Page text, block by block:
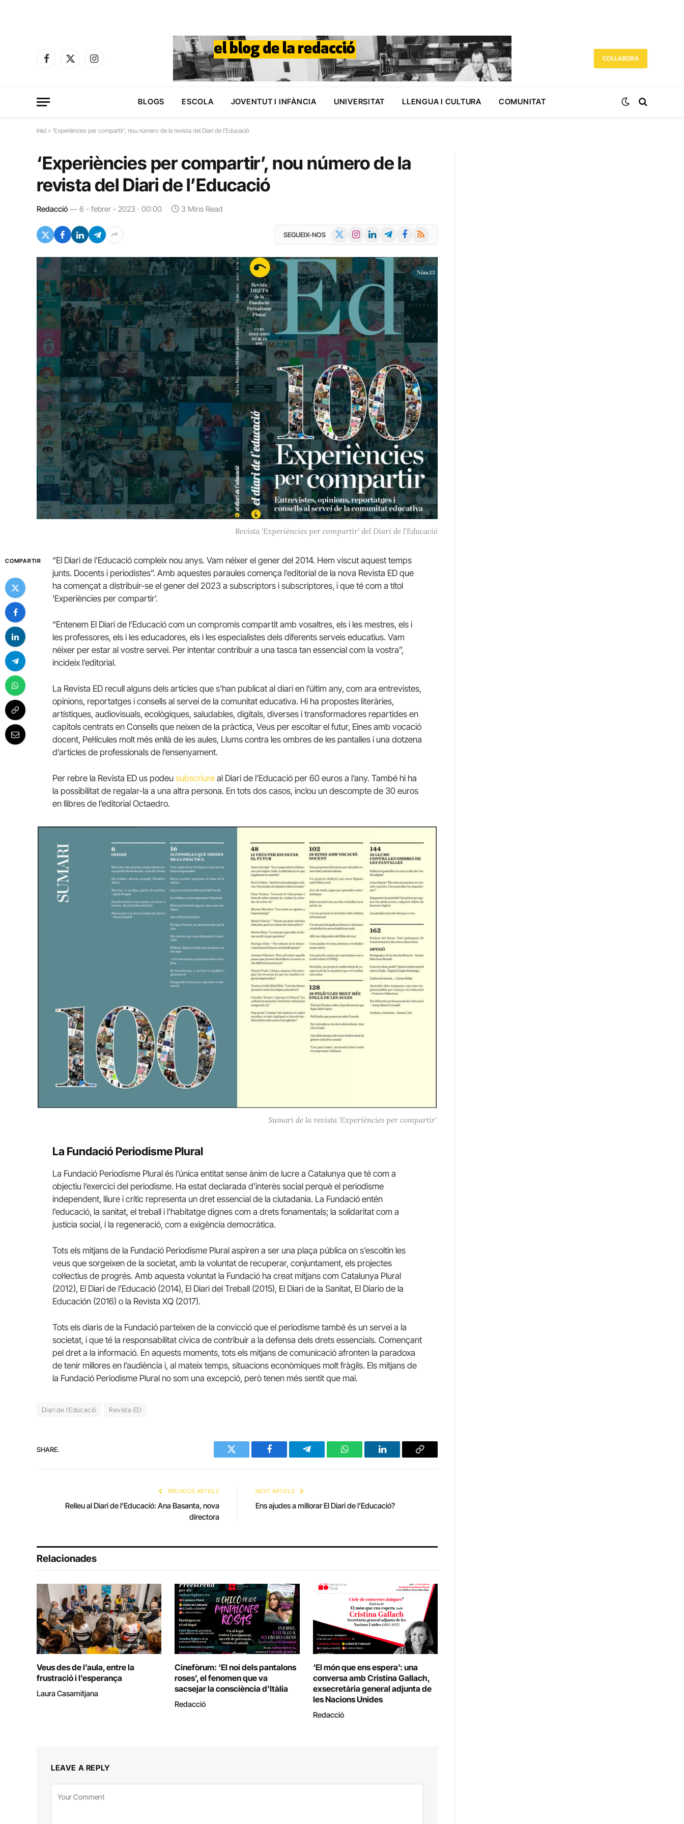
Facebook
X
Instagram
COL·LABORA
BLOGS ESCOLA JOVENTUT I INFÀNCIA UNIVERSITAT LLENGUA I CULTURA COMUNITAT
Inici » ‘Experiències per compartir’, nou número de la revista del Diari de l’Educació
‘Experiències per compartir’, nou número de la
revista del Diari de l’Educació
Redacció 6 - febrer - 2023 · 00:00 3 Mins Read
SEGUEIX-NOS InstagramLinkedInTelegramFacebook
RSS
Revista 'Experiències per compartir' del Diari de l'Educació
COMPARTIR
“El Diari de l’Educació compleix nou anys. Vam néixer el gener del 2014. Hem viscut aquest temps
junts. Docents i periodistes”. Amb aquestes paraules comença l’editorial de la nova Revista ED que
ha començat a distribuir-se el gener del 2023 a subscriptors i subscriptores, i que té com a títol
‘Experiències per compartir’.
“Entenem El Diari de l’Educació com un compromís compartit amb vosaltres, els i les mestres, els i
les professores, els i les educadores, els i les especialistes dels diferents serveis educatius. Vam
néixer per estar al vostre servei. Per intentar contribuir a una tasca tan essencial com la vostra”,
incideix l’editorial.
La Revista ED recull alguns dels articles que s’han publicat al diari en l’últim any, com ara entrevistes,
opinions, reportatges i consells al servei de la comunitat educativa. Hi ha propostes literàries,
artístiques, audiovisuals, ecològiques, saludables, digitals, diverses i transformadores repartides en
capítols centrats en Consells que neixen de la pràctica, Veus per escoltar el futur, Eines amb vocació
docent, Pel·lícules molt més enllà de les aules, Llums contra les ombres de les pantalles i una dotzena
d’articles de professionals de l’ensenyament.
Per rebre la Revista ED us podeu subscriure al Diari de l’Educació per 60 euros a l’any. També hi ha
la possibilitat de regalar-la a una altra persona. En tots dos casos, inclou un descompte de 30 euros
en llibres de l’editorial Octaedro.
Sumari de la revista ‘Experiències per compartir’
La Fundació Periodisme Plural
La Fundació Periodisme Plural és l’única entitat sense ànim de lucre a Catalunya que té com a
objectiu l’exercici del periodisme. Ha estat declarada d’interès social perquè el periodisme
independent, lliure i crític representa un dret essencial de la ciutadania. La Fundació entén
l’educació, la sanitat, el treball i l’habitatge dignes com a drets fonamentals; la solidaritat com a
justícia social, i la regeneració, com a exigència democràtica.
Tots els mitjans de la Fundació Periodisme Plural aspiren a ser una plaça pública on s’escoltin les
veus que sorgeixen de la societat, amb la voluntat de recuperar, conjuntament, els projectes
col·lectius de progrés. Amb aquesta voluntat la Fundació ha creat mitjans com Catalunya Plural
(2012), El Diari de l’Educació (2014), El Diari del Treball (2015), El Diari de la Sanitat, El Diario de la
Educación (2016) o la Revista XQ (2017).
Tots els diaris de la Fundació parteixen de la convicció que el periodisme també és un servei a la
societat, i que té la responsabilitat cívica de contribuir a la defensa dels drets essencials. Començant
pel dret a la informació. En aquests moments, tots els mitjans de comunicació afronten la paradoxa
de tenir millores en l’audiència i, al mateix temps, situacions econòmiques molt fràgils. Els mitjans de
la Fundació Periodisme Plural no som una excepció, però tenen més sentit que mai.
Diari de l'Educació Revista ED
SHARE.
Twitter Facebook Telegram WhatsAppLinkedIn Copy
PREVIOUS ARTICLE
Relleu al Diari de l’Educació: Ana Basanta, nova
directora
NEXT ARTICLE
Ens ajudes a millorar El Diari de l’Educació?
Relacionades
Veus des de l’aula, entre la
frustració i l’esperança
Laura Casamitjana
Cinefòrum: ‘El noi dels pantalons
roses’, el fenomen que va
sacsejar la consciència d’Itàlia
Redacció
‘El món que ens espera’: una
conversa amb Cristina Gallach,
exsecretària general adjunta de
les Nacions Unides
Redacció
LEAVE A REPLY